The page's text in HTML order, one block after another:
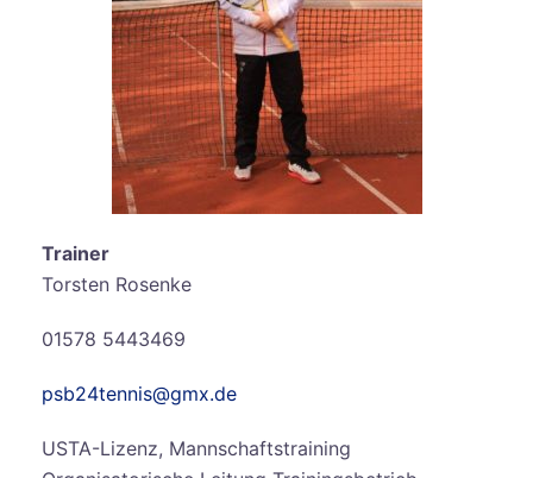
Trainer
Torsten Rosenke
01578 5443469
psb24tennis@gmx.de
USTA-Lizenz, Mannschaftstraining